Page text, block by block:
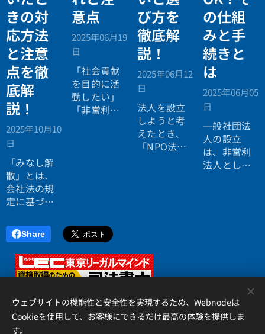
きの対
応方法
と注意
点を徹
底解
説！
2025年10月10
日
「みなし解
散」とは、
会社法の規
定に基づ
間、事業を
行っていな
い法人を法
務局が解散
したものと
記を行う制
度です。代
意点
2025年06月19
日
「社会貢献
を目的に活
動したい」
「非営利の
利活動法
人）」で
す。しか
し、NPO法
人の設立
社や一般社
団法人と比
び方を
徹底解
説！
2025年06月12
日
法人を設立
しようと考
えたとき、
「NPO法
うか。これ
らの法人
も法律に基
づいて設立
の仕組
みと手
続きと
は
2025年06月05
日
一般社団法
人の設立
は、非営利
法人として
力な選択肢
です。株式
会社のよう
な出資者が
Share
ウェブサイトの機能性と安全性を実現するため、Webnodeは
Cookieを使用して、お客様にできるだけ最高の体験を提供しま
す。